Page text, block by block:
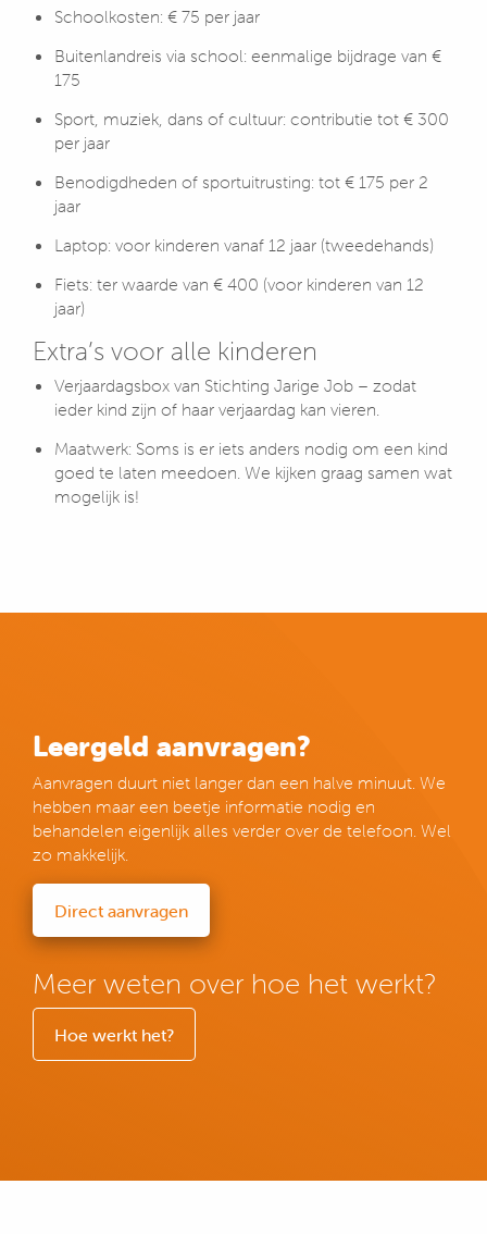
Schoolkosten: € 75 per jaar
Buitenlandreis via school: eenmalige bijdrage van €
175
Sport, muziek, dans of cultuur: contributie tot € 300
per jaar
Benodigdheden of sportuitrusting: tot € 175 per 2
jaar
Laptop: voor kinderen vanaf 12 jaar (tweedehands)
Fiets: ter waarde van € 400 (voor kinderen van 12
jaar)
Extra’s voor alle kinderen
Verjaardagsbox van Stichting Jarige Job – zodat
ieder kind zijn of haar verjaardag kan vieren.
Maatwerk: Soms is er iets anders nodig om een kind
goed te laten meedoen. We kijken graag samen wat
mogelijk is!
Leergeld aanvragen?
Aanvragen duurt niet langer dan een halve minuut. We
hebben maar een beetje informatie nodig en
behandelen eigenlijk alles verder over de telefoon. Wel
zo makkelijk.
Direct aanvragen
Meer weten over hoe het werkt?
Hoe werkt het?